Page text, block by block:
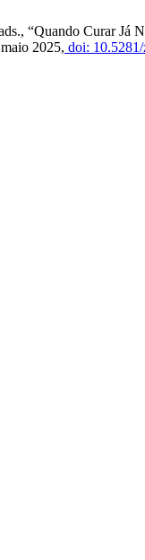
“Quando Curar Já
2025, doi: